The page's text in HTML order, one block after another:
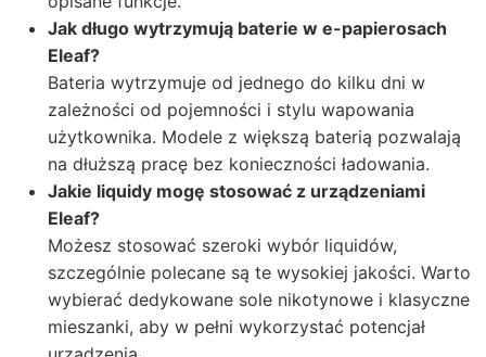
Jak długo wytrzymują baterie w e-papierosach
Eleaf?
Bateria wytrzymuje od jednego do kilku dni w
zależności od pojemności i stylu wapowania
użytkownika. Modele z większą baterią pozwalają
na dłuższą pracę bez konieczności ładowania.
Jakie liquidy mogę stosować z urządzeniami
Eleaf?
Możesz stosować szeroki wybór liquidów,
szczególnie polecane są te wysokiej jakości. Warto
wybierać dedykowane sole nikotynowe i klasyczne
mieszanki, aby w pełni wykorzystać potencjał